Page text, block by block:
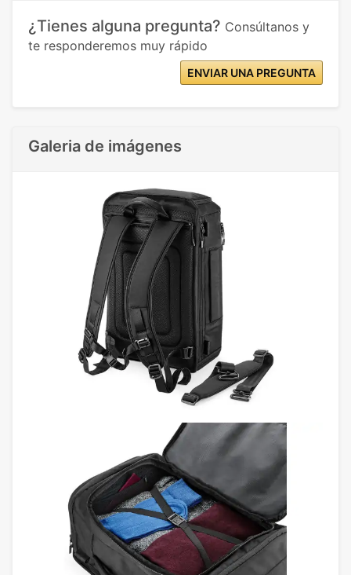
¿Tienes alguna pregunta? Consúltanos y
te responderemos muy rápido
ENVIAR UNA PREGUNTA
Galeria de imágenes